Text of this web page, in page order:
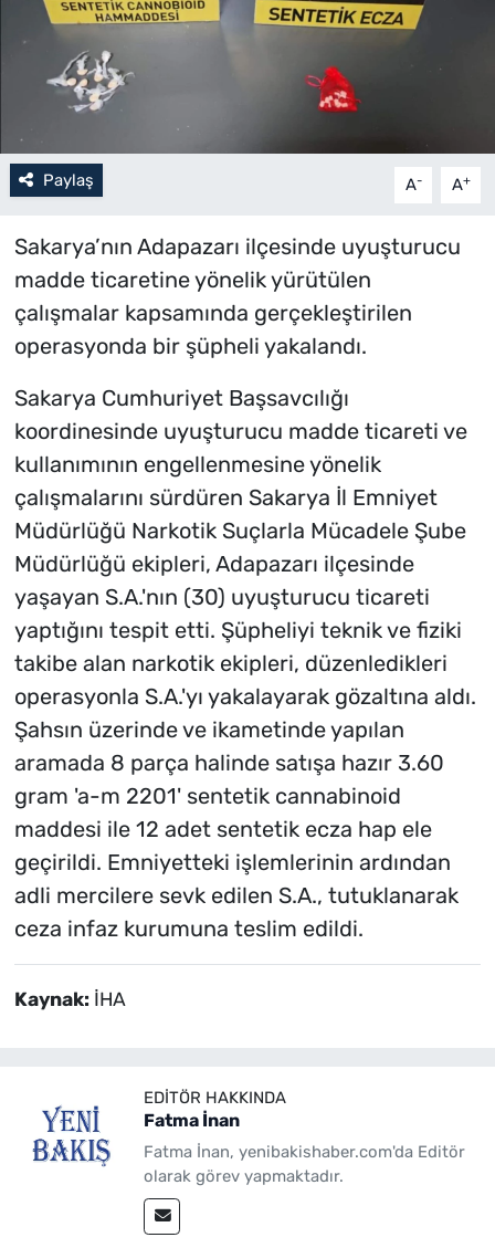
Paylaş A- A+
Sakarya’nın Adapazarı ilçesinde uyuşturucu
madde ticaretine yönelik yürütülen
çalışmalar kapsamında gerçekleştirilen
operasyonda bir şüpheli yakalandı.
Sakarya Cumhuriyet Başsavcılığı
koordinesinde uyuşturucu madde ticareti ve
kullanımının engellenmesine yönelik
çalışmalarını sürdüren Sakarya İl Emniyet
Müdürlüğü Narkotik Suçlarla Mücadele Şube
Müdürlüğü ekipleri, Adapazarı ilçesinde
yaşayan S.A.'nın (30) uyuşturucu ticareti
yaptığını tespit etti. Şüpheliyi teknik ve fiziki
takibe alan narkotik ekipleri, düzenledikleri
operasyonla S.A.'yı yakalayarak gözaltına aldı.
Şahsın üzerinde ve ikametinde yapılan
aramada 8 parça halinde satışa hazır 3.60
gram 'a-m 2201' sentetik cannabinoid
maddesi ile 12 adet sentetik ecza hap ele
geçirildi. Emniyetteki işlemlerinin ardından
adli mercilere sevk edilen S.A., tutuklanarak
ceza infaz kurumuna teslim edildi.
Kaynak: İHA
EDITÖR HAKKINDA
Fatma İnan
Fatma İnan, yenibakishaber.com'da Editör
olarak görev yapmaktadır.